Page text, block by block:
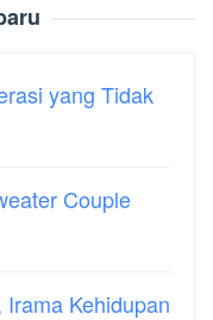
yang Tidak
Couple
Kehidupan